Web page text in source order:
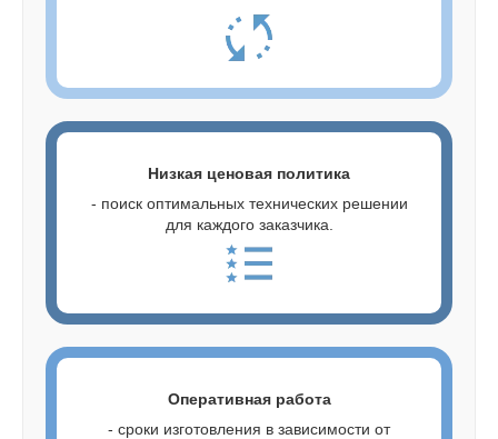
Низкая ценовая политика
- поиск оптимальных технических решении
для каждого заказчика.
Оперативная работа
- сроки изготовления в зависимости от